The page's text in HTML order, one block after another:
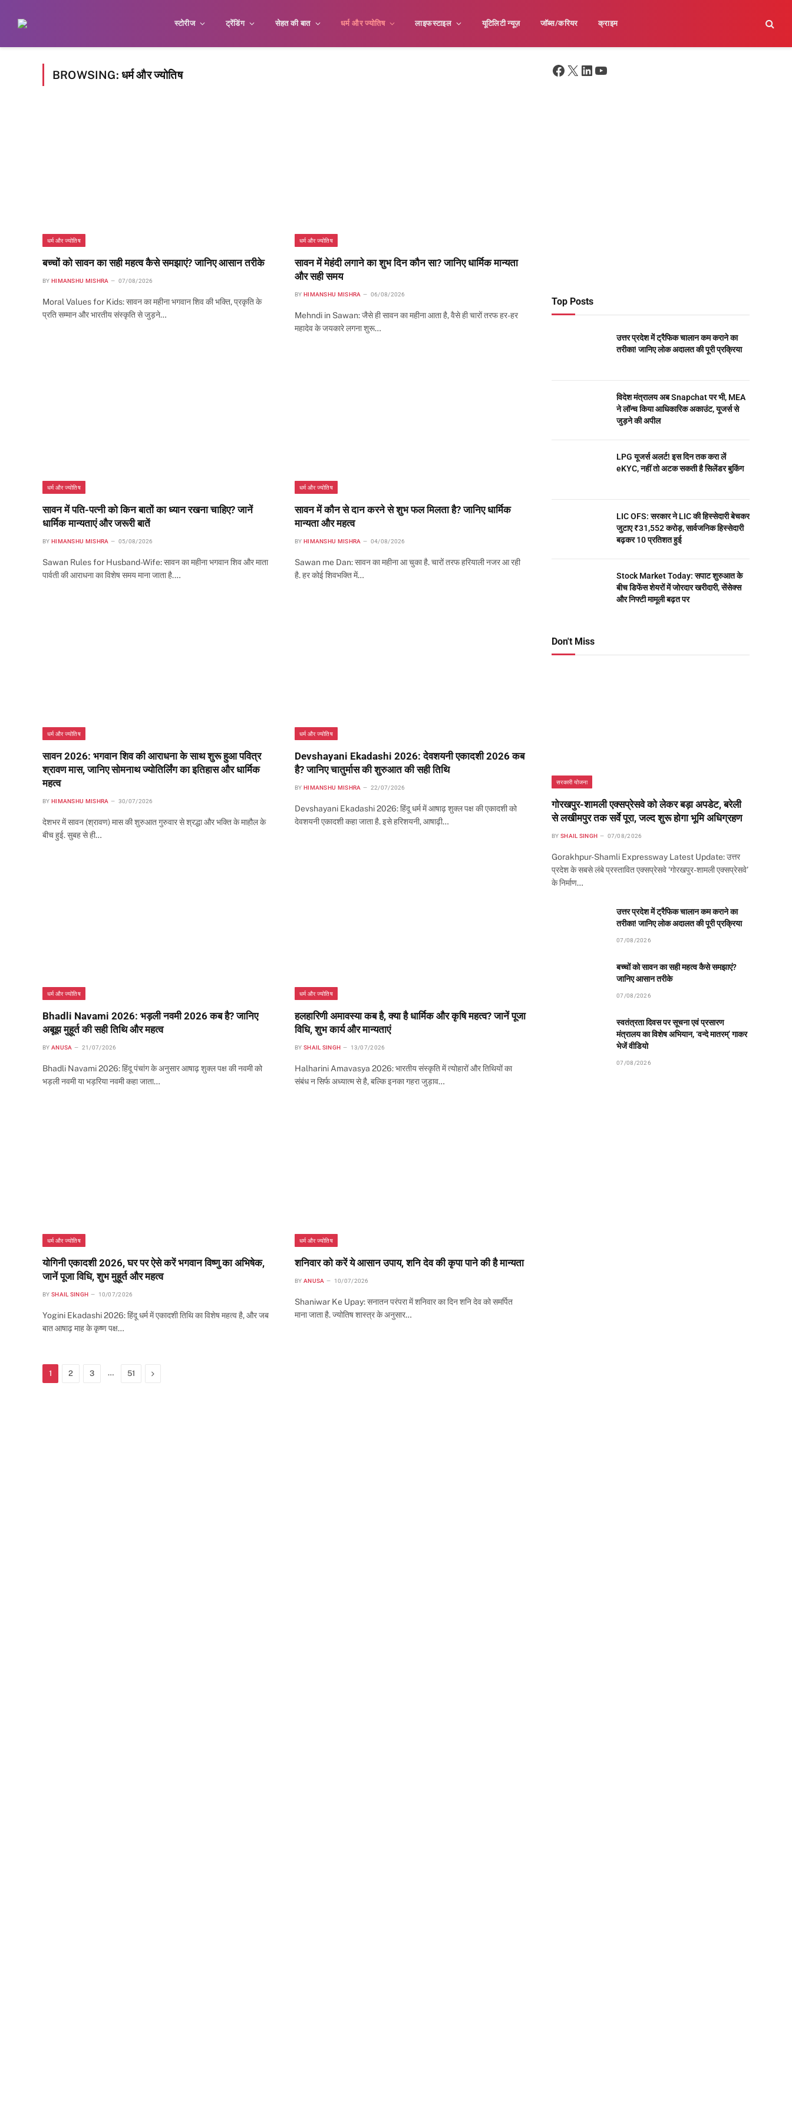
स्टोरीज ट्रेंडिंग सेहत की बात धर्म और ज्योतिष लाइफस्टाइल यूटिलिटी न्यूज़ जॉब्स/करियर क्राइम
BROWSING: धर्म और ज्योतिष
धर्म और ज्योतिष
बच्चों को सावन का सही महत्व कैसे समझाएं? जानिए आसान तरीके
BY HIMANSHU MISHRA 07/08/2026
Moral Values for Kids: सावन का महीना भगवान शिव की भक्ति, प्रकृति के
प्रति सम्मान और भारतीय संस्कृति से जुड़ने…
धर्म और ज्योतिष
सावन में मेहंदी लगाने का शुभ दिन कौन सा? जानिए धार्मिक मान्यता
और सही समय
BY HIMANSHU MISHRA 06/08/2026
Mehndi in Sawan: जैसे ही सावन का महीना आता है, वैसे ही चारों तरफ हर-हर
महादेव के जयकारे लगना शुरू…
धर्म और ज्योतिष
सावन में पति-पत्नी को किन बातों का ध्यान रखना चाहिए? जानें
धार्मिक मान्यताएं और जरूरी बातें
BY HIMANSHU MISHRA 05/08/2026
Sawan Rules for Husband-Wife: सावन का महीना भगवान शिव और माता
पार्वती की आराधना का विशेष समय माना जाता है.…
धर्म और ज्योतिष
सावन में कौन से दान करने से शुभ फल मिलता है? जानिए धार्मिक
मान्यता और महत्व
BY HIMANSHU MISHRA 04/08/2026
Sawan me Dan: सावन का महीना आ चुका है. चारों तरफ हरियाली नजर आ रही
है. हर कोई शिवभक्ति में…
धर्म और ज्योतिष
सावन 2026: भगवान शिव की आराधना के साथ शुरू हुआ पवित्र
श्रावण मास, जानिए सोमनाथ ज्योतिर्लिंग का इतिहास और धार्मिक
महत्व
BY HIMANSHU MISHRA 30/07/2026
देशभर में सावन (श्रावण) मास की शुरुआत गुरुवार से श्रद्धा और भक्ति के माहौल के
बीच हुई. सुबह से ही…
धर्म और ज्योतिष
Devshayani Ekadashi 2026: देवशयनी एकादशी 2026 कब
है? जानिए चातुर्मास की शुरुआत की सही तिथि
BY HIMANSHU MISHRA 22/07/2026
Devshayani Ekadashi 2026: हिंदू धर्म में आषाढ़ शुक्ल पक्ष की एकादशी को
देवशयनी एकादशी कहा जाता है. इसे हरिशयनी, आषाढ़ी…
धर्म और ज्योतिष
Bhadli Navami 2026: भड़ली नवमी 2026 कब है? जानिए
अबूझ मुहूर्त की सही तिथि और महत्व
BY ANUSA 21/07/2026
Bhadli Navami 2026: हिंदू पंचांग के अनुसार आषाढ़ शुक्ल पक्ष की नवमी को
भड़ली नवमी या भड़रिया नवमी कहा जाता…
धर्म और ज्योतिष
हलहारिणी अमावस्या कब है, क्या है धार्मिक और कृषि महत्व? जानें पूजा
विधि, शुभ कार्य और मान्यताएं
BY SHAIL SINGH 13/07/2026
Halharini Amavasya 2026: भारतीय संस्कृति में त्योहारों और तिथियों का
संबंध न सिर्फ अध्यात्म से है, बल्कि इनका गहरा जुड़ाव…
धर्म और ज्योतिष
योगिनी एकादशी 2026, घर पर ऐसे करें भगवान विष्णु का अभिषेक,
जानें पूजा विधि, शुभ मुहूर्त और महत्व
BY SHAIL SINGH 10/07/2026
Yogini Ekadashi 2026: हिंदू धर्म में एकादशी तिथि का विशेष महत्व है, और जब
बात आषाढ़ माह के कृष्ण पक्ष…
धर्म और ज्योतिष
शनिवार को करें ये आसान उपाय, शनि देव की कृपा पाने की है मान्यता
BY ANUSA 10/07/2026
Shaniwar Ke Upay: सनातन परंपरा में शनिवार का दिन शनि देव को समर्पित
माना जाता है. ज्योतिष शास्त्र के अनुसार…
1 2 3 … 51 Next
Facebook
X LinkedIn
YouTube
Top Posts
उत्तर प्रदेश में ट्रैफिक चालान कम कराने का
तरीका! जानिए लोक अदालत की पूरी प्रक्रिया
विदेश मंत्रालय अब Snapchat पर भी, MEA
ने लॉन्च किया आधिकारिक अकाउंट, यूजर्स से
जुड़ने की अपील
LPG यूजर्स अलर्ट! इस दिन तक करा लें
eKYC, नहीं तो अटक सकती है सिलेंडर बुकिंग
LIC OFS: सरकार ने LIC की हिस्सेदारी बेचकर
जुटाए ₹31,552 करोड़, सार्वजनिक हिस्सेदारी
बढ़कर 10 प्रतिशत हुई
Stock Market Today: सपाट शुरुआत के
बीच डिफेंस शेयरों में जोरदार खरीदारी, सेंसेक्स
और निफ्टी मामूली बढ़त पर
Don't Miss
सरकारी योजना
गोरखपुर-शामली एक्सप्रेसवे को लेकर बड़ा अपडेट, बरेली
से लखीमपुर तक सर्वे पूरा, जल्द शुरू होगा भूमि अधिग्रहण
BY SHAIL SINGH 07/08/2026
Gorakhpur-Shamli Expressway Latest Update: उत्तर
प्रदेश के सबसे लंबे प्रस्तावित एक्सप्रेसवे ‘गोरखपुर-शामली एक्सप्रेसवे’
के निर्माण…
उत्तर प्रदेश में ट्रैफिक चालान कम कराने का
तरीका! जानिए लोक अदालत की पूरी प्रक्रिया
07/08/2026
बच्चों को सावन का सही महत्व कैसे समझाएं?
जानिए आसान तरीके
07/08/2026
स्वतंत्रता दिवस पर सूचना एवं प्रसारण
मंत्रालय का विशेष अभियान, ‘वन्दे मातरम्’ गाकर
भेजें वीडियो
07/08/2026